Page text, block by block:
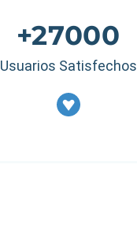
+27000
Usuarios Satisfechos